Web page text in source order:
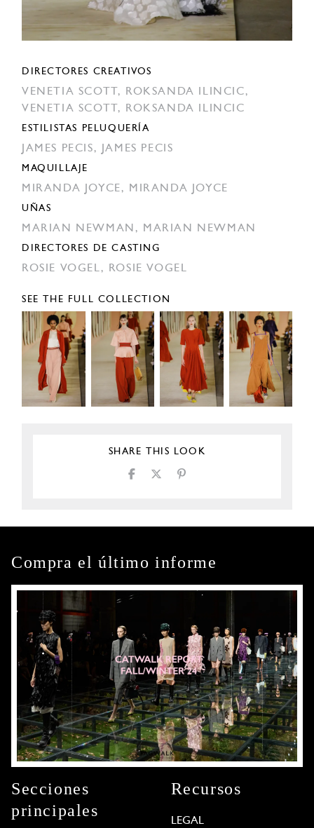
DIRECTORES CREATIVOS
VENETIA SCOTT,
ROKSANDA ILINCIC,
VENETIA SCOTT,
ROKSANDA ILINCIC
ESTILISTAS PELUQUERÍA
JAMES PECIS, JAMES PECIS
MAQUILLAJE
MIRANDA JOYCE, MIRANDA JOYCE
UÑAS
MARIAN NEWMAN, MARIAN NEWMAN
DIRECTORES DE CASTING
ROSIE VOGEL, ROSIE VOGEL
SEE THE FULL COLLECTION
SHARE THIS LOOK
Compra el último informe
Secciones
principales
Recursos
LEGAL